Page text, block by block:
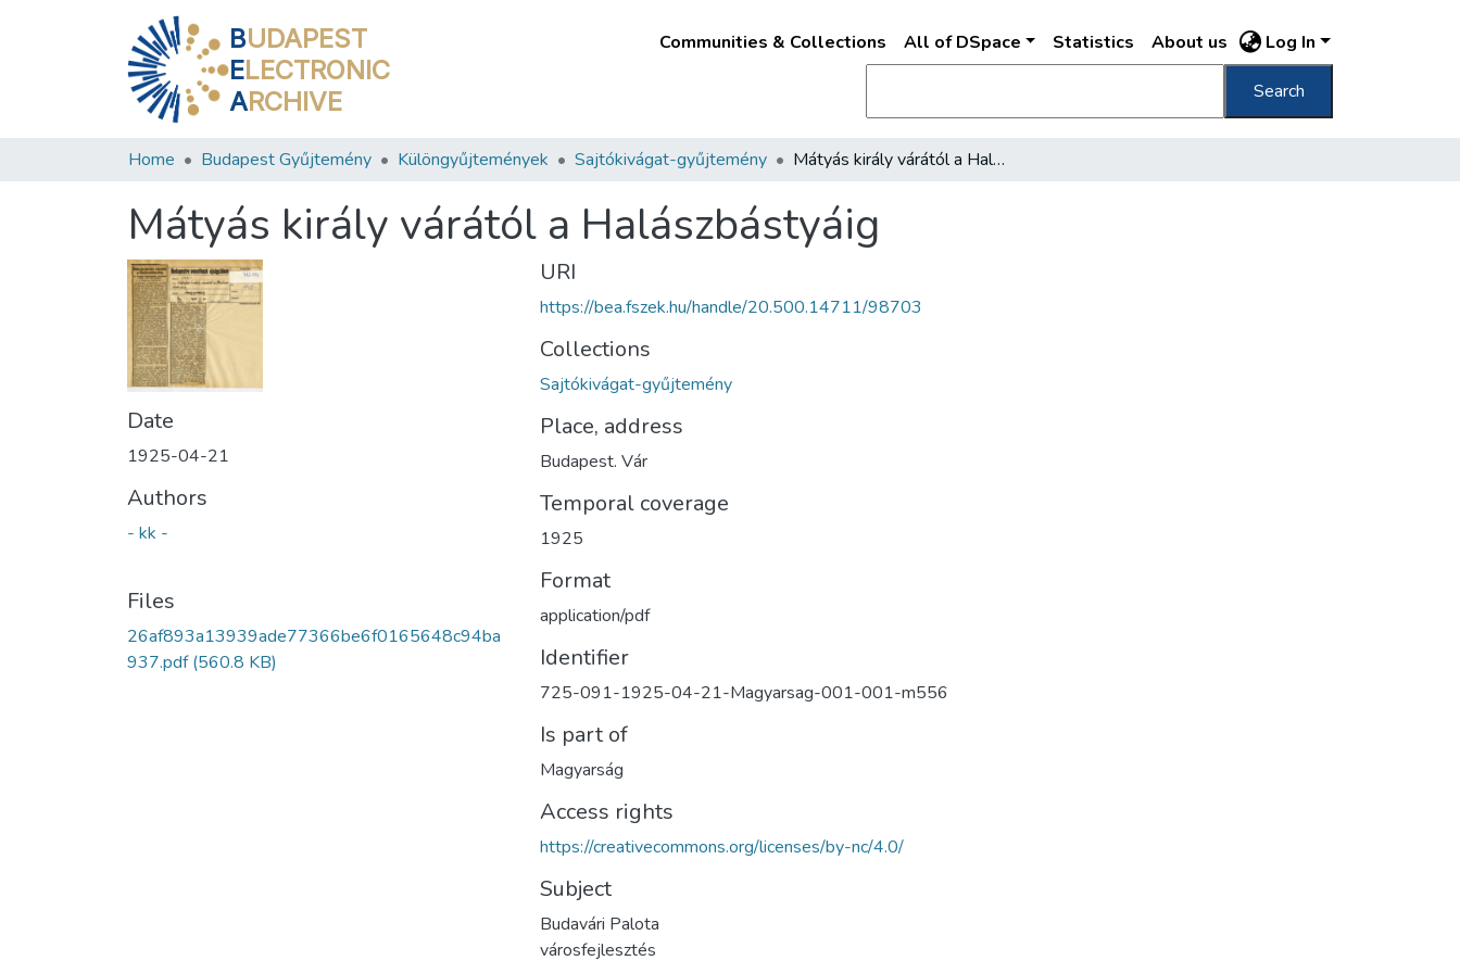
BUDAPEST
ELECTRONIC
ARCHIVE
Communities & Collections All of DSpace Statistics About us Log In
Search
Home Budapest Gyűjtemény Különgyűjtemények Sajtókivágat-gyűjtemény Mátyás király várától a Halászbástyáig
Mátyás király várától a Halászbástyáig
Date
1925-04-21
Authors
- kk -
Files
26af893a13939ade77366be6f0165648c94ba
937.pdf(560.8 KB)
URI
https://bea.fszek.hu/handle/20.500.14711/98703
Collections
Sajtókivágat-gyűjtemény
Place, address
Budapest. Vár
Temporal coverage
1925
Format
application/pdf
Identifier
725-091-1925-04-21-Magyarsag-001-001-m556
Is part of
Magyarság
Access rights
https://creativecommons.org/licenses/by-nc/4.0/
Subject
Budavári Palota
városfejlesztés